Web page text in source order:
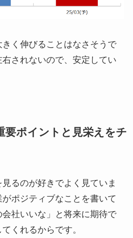
く伸びることはなさそうで
されないので、安定してい
要ポイントと見栄えをチ
るのが好きでよく見ていま
ポジティブなことを書いて
社いいな」と将来に期待で
くれるからです。